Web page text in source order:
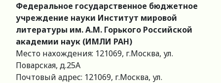
Федеральное государственное бюджетное
учреждение науки Институт мировой
литературы им. А.М. Горького Российской
академии наук (ИМЛИ РАН)
Место нахождения: 121069, г.Москва, ул.
Поварская, д.25А
Почтовый адрес: 121069, г.Москва, ул.